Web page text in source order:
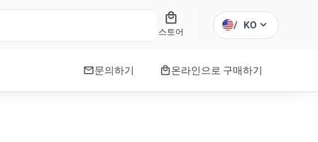
local_mall
스토어
/ KO expand_more
mail문의하기 local_mall온라인으로 구매하기